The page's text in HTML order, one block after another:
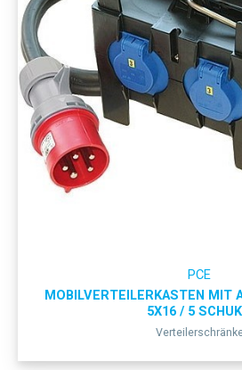
PCE
MOBILVERTEILERKASTEN MIT
5X16 / 5